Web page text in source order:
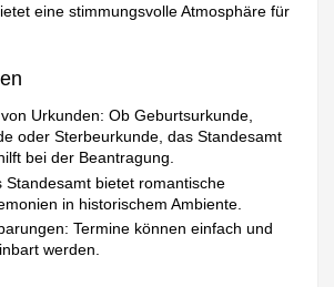
eine stimmungsvolle Atmosphäre für
Urkunden: Ob Geburtsurkunde,
oder Sterbeurkunde, das Standesamt
bei der Beantragung.
Standesamt bietet romantische
in historischem Ambiente.
Termine können einfach und
werden.